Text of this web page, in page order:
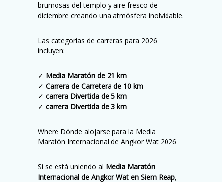
brumosas del templo y aire fresco de
diciembre creando una atmósfera inolvidable.
Las categorías de carreras para 2026
incluyen:
✓ Media Maratón de 21 km
✓ Carrera de Carretera de 10 km
✓ carrera Divertida de 5 km
✓ carrera Divertida de 3 km
Where Dónde alojarse para la Media
Maratón Internacional de Angkor Wat 2026
Si se está uniendo al Media Maratón
Internacional de Angkor Wat en Siem Reap,